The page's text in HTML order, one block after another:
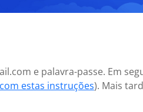
e palavra-passe. Em
estas instruções). Mais